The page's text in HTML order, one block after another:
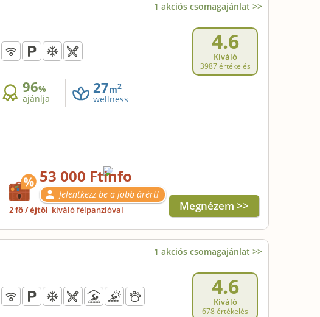
1 akciós csomagajánlat >>
4.6
Kiváló
3987 értékelés
96%
ajánlja
27m2
wellness
53 000 Ft
Jelentkezz be a jobb árért!
2 fő / éjtől kiváló félpanzióval Megnézem >>
1 akciós csomagajánlat >>
4.6
Kiváló
678 értékelés